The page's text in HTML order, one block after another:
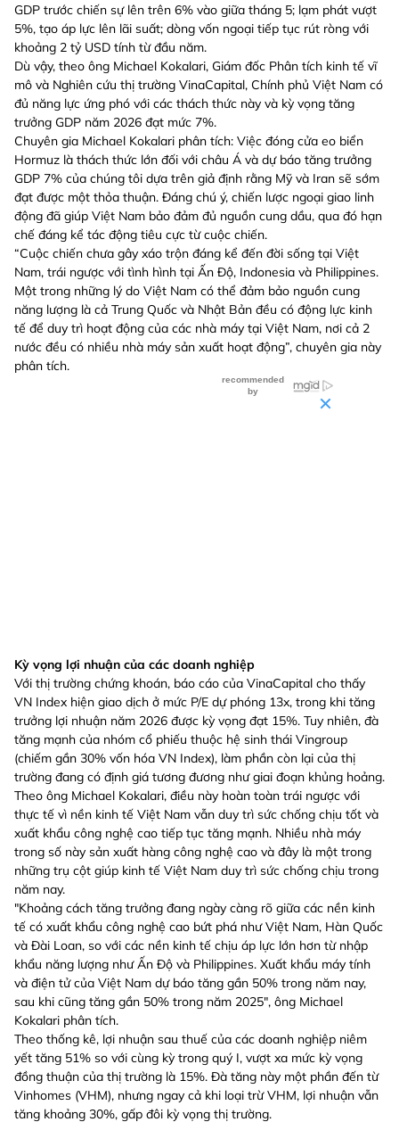
GDP trước chiến sự lên trên 6% vào giữa tháng 5; lạm phát vượt
5%, tạo áp lực lên lãi suất; dòng vốn ngoại tiếp tục rút ròng với
khoảng 2 tỷ USD tính từ đầu năm.
Dù vậy, theo ông Michael Kokalari, Giám đốc Phân tích kinh tế vĩ
mô và Nghiên cứu thị trường VinaCapital, Chính phủ Việt Nam có
đủ năng lực ứng phó với các thách thức này và kỳ vọng tăng
trưởng GDP năm 2026 đạt mức 7%.
Chuyên gia Michael Kokalari phân tích: Việc đóng cửa eo biển
Hormuz là thách thức lớn đối với châu Á và dự báo tăng trưởng
GDP 7% của chúng tôi dựa trên giả định rằng Mỹ và Iran sẽ sớm
đạt được một thỏa thuận. Đáng chú ý, chiến lược ngoại giao linh
động đã giúp Việt Nam bảo đảm đủ nguồn cung dầu, qua đó hạn
chế đáng kể tác động tiêu cực từ cuộc chiến.
“Cuộc chiến chưa gây xáo trộn đáng kể đến đời sống tại Việt
Nam, trái ngược với tình hình tại Ấn Độ, Indonesia và Philippines.
Một trong những lý do Việt Nam có thể đảm bảo nguồn cung
năng lượng là cả Trung Quốc và Nhật Bản đều có động lực kinh
tế để duy trì hoạt động của các nhà máy tại Việt Nam, nơi cả 2
nước đều có nhiều nhà máy sản xuất hoạt động”, chuyên gia này
phân tích.
Kỳ vọng lợi nhuận của các doanh nghiệp
Với thị trường chứng khoán, báo cáo của VinaCapital cho thấy
VN Index hiện giao dịch ở mức P/E dự phóng 13x, trong khi tăng
trưởng lợi nhuận năm 2026 được kỳ vọng đạt 15%. Tuy nhiên, đà
tăng mạnh của nhóm cổ phiếu thuộc hệ sinh thái Vingroup
(chiếm gần 30% vốn hóa VN Index), làm phần còn lại của thị
trường đang có định giá tương đương như giai đoạn khủng hoảng.
Theo ông Michael Kokalari, điều này hoàn toàn trái ngược với
thực tế vì nền kinh tế Việt Nam vẫn duy trì sức chống chịu tốt và
xuất khẩu công nghệ cao tiếp tục tăng mạnh. Nhiều nhà máy
trong số này sản xuất hàng công nghệ cao và đây là một trong
những trụ cột giúp kinh tế Việt Nam duy trì sức chống chịu trong
năm nay.
"Khoảng cách tăng trưởng đang ngày càng rõ giữa các nền kinh
tế có xuất khẩu công nghệ cao bứt phá như Việt Nam, Hàn Quốc
và Đài Loan, so với các nền kinh tế chịu áp lực lớn hơn từ nhập
khẩu năng lượng như Ấn Độ và Philippines. Xuất khẩu máy tính
và điện tử của Việt Nam dự báo tăng gần 50% trong năm nay,
sau khi cũng tăng gần 50% trong năm 2025", ông Michael
Kokalari phân tích.
Theo thống kê, lợi nhuận sau thuế của các doanh nghiệp niêm
yết tăng 51% so với cùng kỳ trong quý I, vượt xa mức kỳ vọng
đồng thuận của thị trường là 15%. Đà tăng này một phần đến từ
Vinhomes (VHM), nhưng ngay cả khi loại trừ VHM, lợi nhuận vẫn
tăng khoảng 30%, gấp đôi kỳ vọng thị trường.